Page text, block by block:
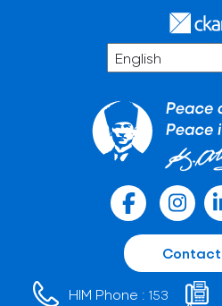
Contact
HIM Phone : 153